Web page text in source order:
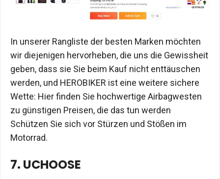
In unserer Rangliste der besten Marken möchten
wir diejenigen hervorheben, die uns die Gewissheit
geben, dass sie Sie beim Kauf nicht enttäuschen
werden, und HEROBIKER ist eine weitere sichere
Wette: Hier finden Sie hochwertige Airbagwesten
zu günstigen Preisen, die das tun werden
Schützen Sie sich vor Stürzen und Stößen im
Motorrad.
7. UCHOOSE